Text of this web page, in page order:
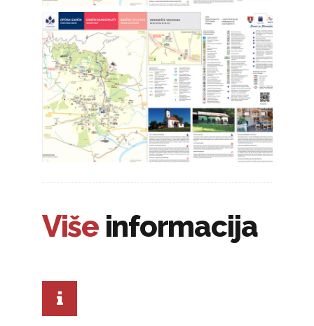
Više informacija